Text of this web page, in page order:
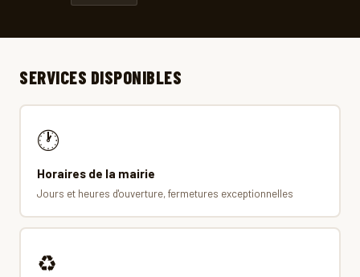
SERVICES DISPONIBLES
🕐
Horaires de la mairie
Jours et heures d'ouverture, fermetures exceptionnelles
♻️